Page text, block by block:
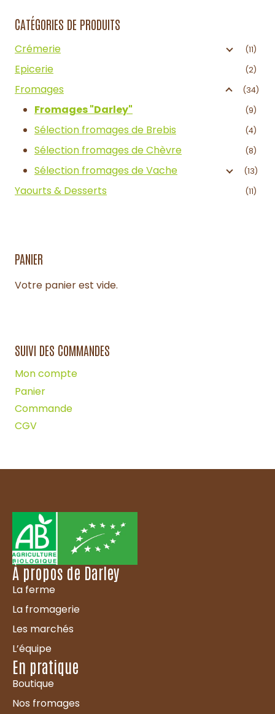
CATÉGORIES DE PRODUITS
Crémerie (11)
Epicerie (2)
Fromages (34)
Fromages "Darley" (9)
Sélection fromages de Brebis (4)
Sélection fromages de Chèvre (8)
Sélection fromages de Vache (13)
Yaourts & Desserts (11)
PANIER
Votre panier est vide.
SUIVI DES COMMANDES
Mon compte
Panier
Commande
CGV
À propos de Darley
La ferme
La fromagerie
Les marchés
L’équipe
En pratique
Boutique
Nos fromages